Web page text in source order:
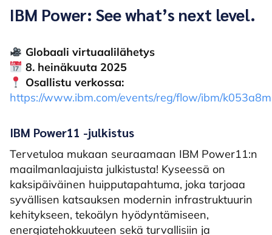
IBM Power: See what’s next level.
Globaali virtuaalilähetys
8. heinäkuuta 2025
Osallistu verkossa:
https://www.ibm.com/events/reg/flow/ibm/
IBM Power11 -julkistus
Tervetuloa mukaan seuraamaan IBM Power11:n
maailmanlaajuista julkistusta! Kyseessä on
kaksipäiväinen huipputapahtuma, joka tarjoaa
syvällisen katsauksen modernin infrastruktuurin
kehitykseen, tekoälyn hyödyntämiseen,
energiatehokkuuteen sekä turvallisiin ja